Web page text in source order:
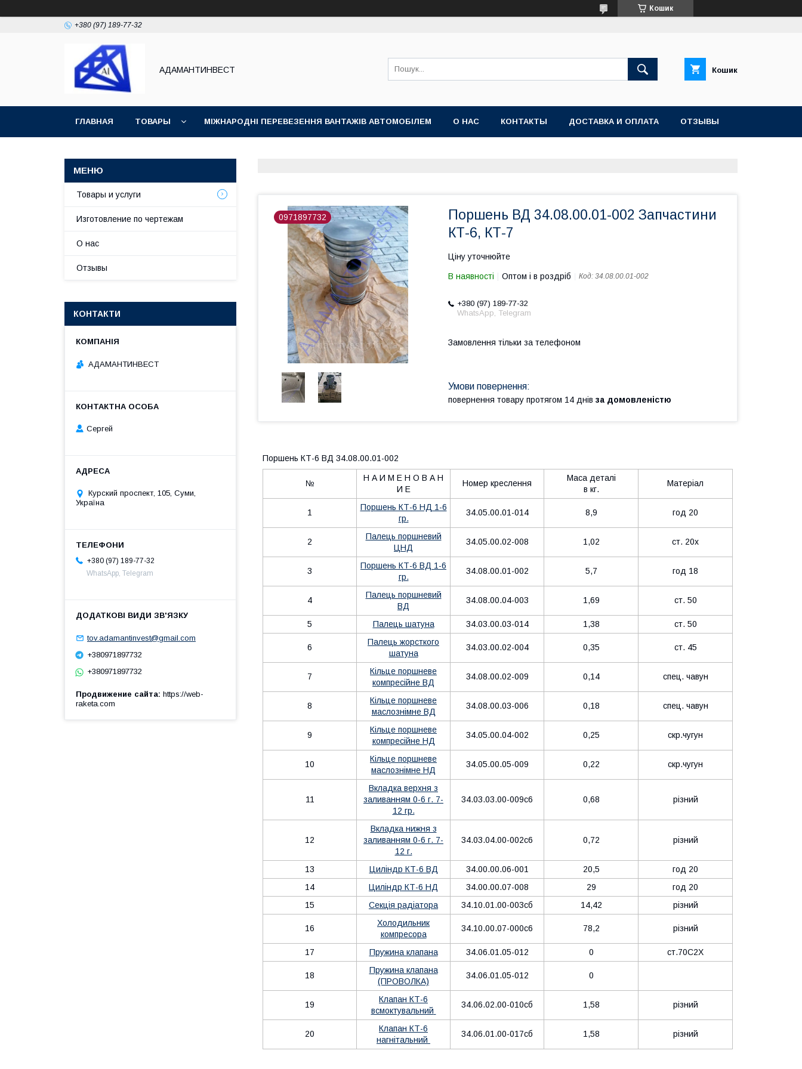
Кошик
+380 (97) 189-77-32
АДАМАНТИНВЕСТ Кошик
ГЛАВНАЯ ТОВАРЫ МІЖНАРОДНІ ПЕРЕВЕЗЕННЯ ВАНТАЖІВ АВТОМОБІЛЕМ О НАС КОНТАКТЫ ДОСТАВКА И ОПЛАТА ОТЗЫВЫ
0971897732
Поршень ВД 34.08.00.01-002 Запчастини
КТ-6, КТ-7
Ціну уточнюйте
В наявності Оптом і в роздріб Код: 34.08.00.01-002
+380 (97) 189-77-32
WhatsApp, Telegram
Замовлення тільки за телефоном
повернення товару протягом 14 днів за домовленістю
Поршень КТ-6 ВД 34.08.00.01-002
№
Н А И М Е Н О В А Н
И Е
Номер креслення
Маса деталі
в кг.
Матеріал
1
Поршень КТ-6 НД 1-6
гр.
34.05.00.01-014 8,9 год 20
2
Палець поршневий
ЦНД
34.05.00.02-008 1,02 ст. 20х
3
Поршень КТ-6 ВД 1-6
гр.
34.08.00.01-002 5,7 год 18
4
Палець поршневий
ВД
34.08.00.04-003 1,69 ст. 50
5 Палець шатуна 34.03.00.03-014 1,38 ст. 50
6
Палець жорсткого
шатуна
34.03.00.02-004 0,35 ст. 45
7
Кільце поршневе
компресійне ВД
34.08.00.02-009 0,14 спец. чавун
8
Кільце поршневе
маслознімне ВД
34.08.00.03-006 0,18 спец. чавун
9
Кільце поршневе
компресійне НД
34.05.00.04-002 0,25 скр.чугун
10
Кільце поршневе
маслознімне НД
34.05.00.05-009 0,22 скр.чугун
11
Вкладка верхня з
заливанням 0-6 г. 7-
12 гр.
34.03.03.00-009с6 0,68 різний
12
Вкладка нижня з
заливанням 0-6 г. 7-
12 г.
34.03.04.00-002с6 0,72 різний
13 Циліндр КТ-6 ВД 34.00.00.06-001 20,5
год 20
14
Циліндр КТ-6 НД 34.00.00.07-008 29
год 20
15
Секція радіатора 34.10.01.00-003сб 14,42 різний
16
Холодильник
компресора
34.10.00.07-000с6 78,2 різний
17 Пружина клапана 34.06.01.05-012 0 ст.70С2Х
18
Пружина клапана
(ПРОВОЛКА)
34.06.01.05-012 0
19
Клапан КТ-6
всмоктувальний
34.06.02.00-010сб 1,58 різний
20
Клапан КТ-6
нагнітальний
34.06.01.00-017сб 1,58 різний
Товары и услуги
Изготовление по чертежам
О нас
Отзывы
КОНТАКТИ
АДАМАНТИНВЕСТ
Сергей
Курский проспект, 105, Суми,
Україна
+380 (97) 189-77-32
WhatsApp, Telegram
tov.adamantinvest@gmail.com
+380971897732
+380971897732
Продвижение сайта https://web-
raketa.com